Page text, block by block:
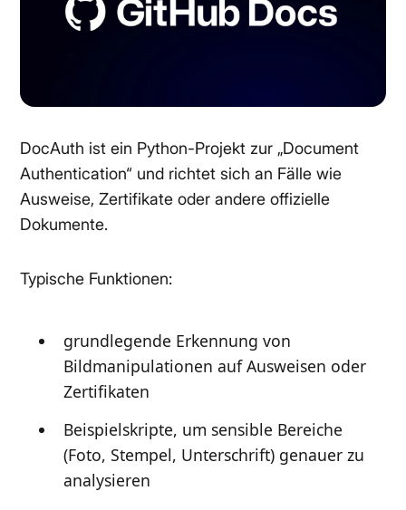
DocAuth ist ein Python-Projekt zur „Document
Authentication“ und richtet sich an Fälle wie
Ausweise, Zertifikate oder andere offizielle
Dokumente.
Typische Funktionen:
grundlegende Erkennung von
Bildmanipulationen auf Ausweisen oder
Zertifikaten
Beispielskripte, um sensible Bereiche
(Foto, Stempel, Unterschrift) genauer zu
analysieren